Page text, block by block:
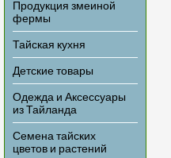
Продукция змеиной
фермы
Тайская кухня
Детские товары
Одежда и Аксессуары
из Тайланда
Семена тайских
цветов и растений